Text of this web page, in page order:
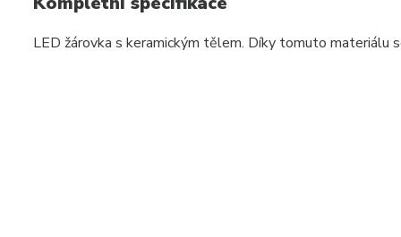
LED žárovka s keramickým tělem. Díky tomuto materiálu